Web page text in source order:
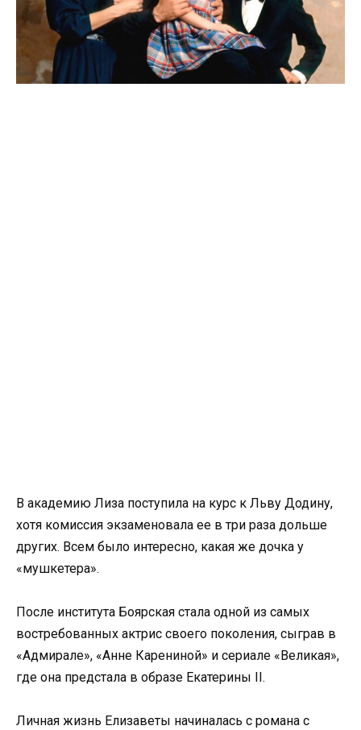
В академию Лиза поступила на курс к Льву Додину,
хотя комиссия экзаменовала ее в три раза дольше
других. Всем было интересно, какая же дочка у
«мушкетера».
После института Боярская стала одной из самых
востребованных актрис своего поколения, сыграв в
«Адмирале», «Анне Карениной» и сериале «Великая»,
где она предстала в образе Екатерины II.
Личная жизнь Елизаветы начиналась с романа с